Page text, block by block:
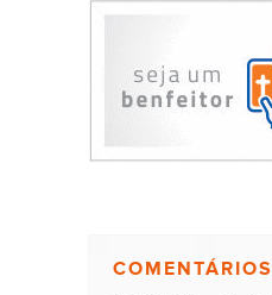
COMENTÁRIOS